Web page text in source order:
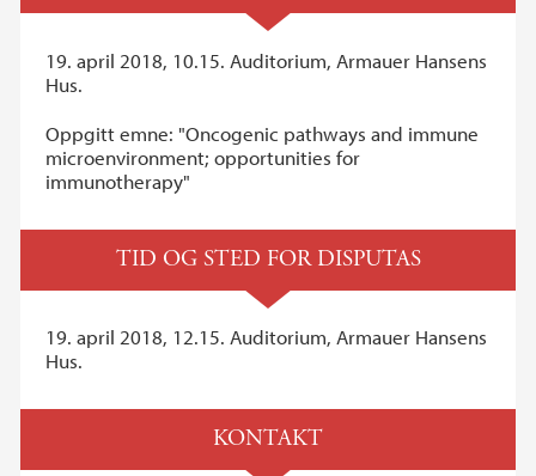
19. april 2018, 10.15. Auditorium, Armauer Hansens
Hus.
Oppgitt emne: "Oncogenic pathways and immune
microenvironment; opportunities for
immunotherapy"
TID OG STED FOR DISPUTAS
19. april 2018, 12.15. Auditorium, Armauer Hansens
Hus.
KONTAKT